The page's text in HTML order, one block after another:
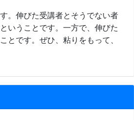
。伸びた受講者とそうでない者
いうことです。一方で、伸びた
とです。ぜひ、粘りをもって、